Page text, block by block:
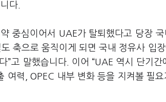
다.
중심이어서 UAE가 탈퇴했다고 당장
축으로 움직이게 되면 국내 정유사 입
”고 말했습니다. 이어 “UAE 역시 단기
력, OPEC 내부 변화 등을 지켜볼 필요